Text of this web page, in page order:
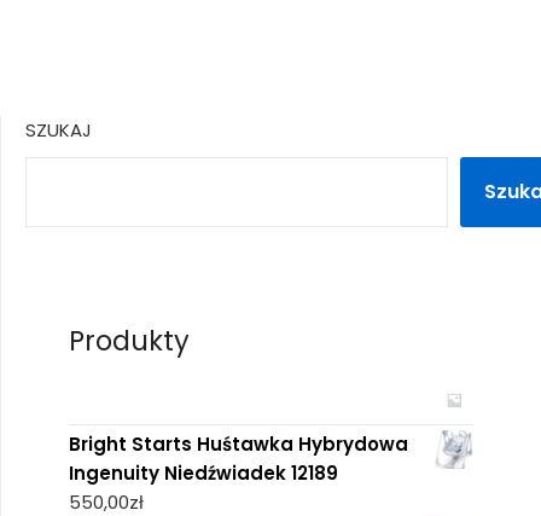
SZUKAJ
Produkty
Bright Starts Huśtawka Hybrydowa
Ingenuity Niedźwiadek 12189
550,00zł